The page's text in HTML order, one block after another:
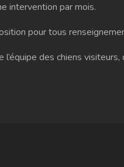
intervention par mois.
pour tous
l’équipe des chiens
visiteur